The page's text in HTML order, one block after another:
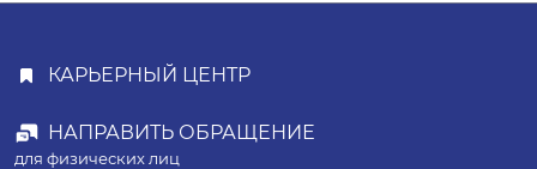
КАРЬЕРНЫЙ ЦЕНТР
НАПРАВИТЬ ОБРАЩЕНИЕ
для физических лиц